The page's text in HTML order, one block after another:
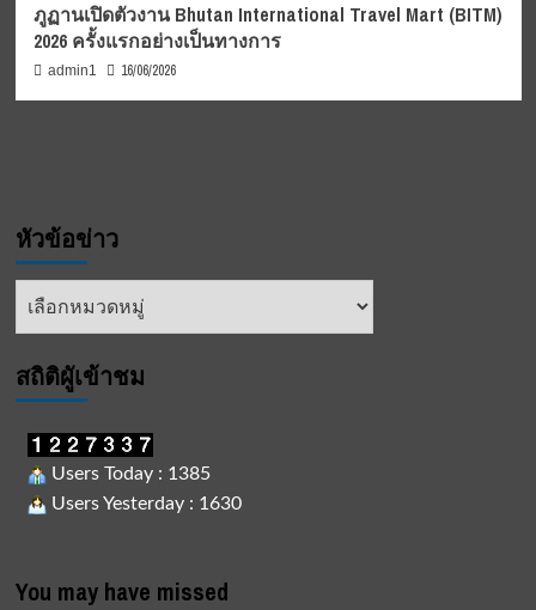
ภูฏานเปิดตัวงาน Bhutan International Travel Mart (BITM)
2026 ครั้งแรกอย่างเป็นทางการ
admin1 16/06/2026
หัวข้อข่าว
หัวข้อ
สถิติผูัเข้าชม
Users Today : 1385
Users Yesterday : 1630
You may have missed